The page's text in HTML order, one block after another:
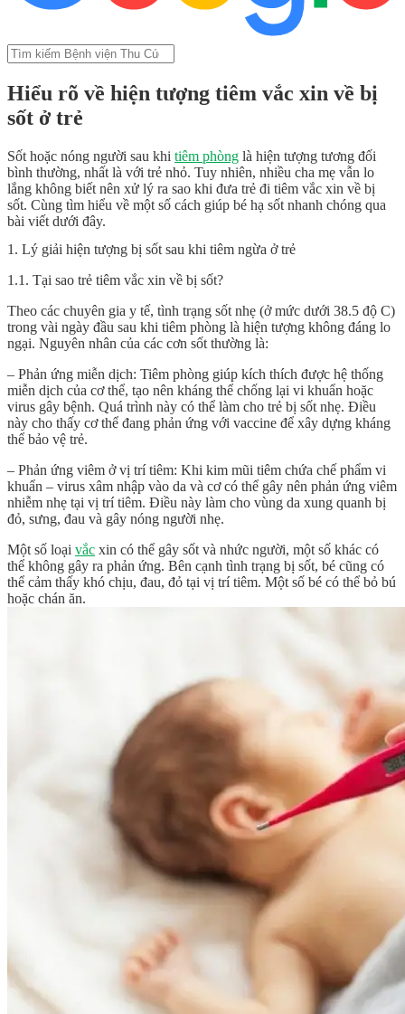
Hiểu rõ về hiện tượng tiêm vắc xin về bị
sốt ở trẻ
Sốt hoặc nóng người sau khi tiêm phòng là hiện tượng tương đối
bình thường, nhất là với trẻ nhỏ. Tuy nhiên, nhiều cha mẹ vẫn lo
lắng không biết nên xử lý ra sao khi đưa trẻ đi tiêm vắc xin về bị
sốt. Cùng tìm hiểu về một số cách giúp bé hạ sốt nhanh chóng qua
bài viết dưới đây.
1. Lý giải hiện tượng bị sốt sau khi tiêm ngừa ở trẻ
1.1. Tại sao trẻ tiêm vắc xin về bị sốt?
Theo các chuyên gia y tế, tình trạng sốt nhẹ (ở mức dưới 38.5 độ C)
trong vài ngày đầu sau khi tiêm phòng là hiện tượng không đáng lo
ngại. Nguyên nhân của các cơn sốt thường là:
– Phản ứng miễn dịch: Tiêm phòng giúp kích thích được hệ thống
miễn dịch của cơ thể, tạo nên kháng thể chống lại vi khuẩn hoặc
virus gây bệnh. Quá trình này có thể làm cho trẻ bị sốt nhẹ. Điều
này cho thấy cơ thể đang phản ứng với vaccine để xây dựng kháng
thể bảo vệ trẻ.
– Phản ứng viêm ở vị trí tiêm: Khi kim mũi tiêm chứa chế phẩm vi
khuẩn – virus xâm nhập vào da và cơ có thể gây nên phản ứng viêm
nhiễm nhẹ tại vị trí tiêm. Điều này làm cho vùng da xung quanh bị
đỏ, sưng, đau và gây nóng người nhẹ.
Một số loại vắc xin có thể gây sốt và nhức người, một số khác có
thể không gây ra phản ứng. Bên cạnh tình trạng bị sốt, bé cũng có
thể cảm thấy khó chịu, đau, đỏ tại vị trí tiêm. Một số bé có thể bỏ bú
hoặc chán ăn.